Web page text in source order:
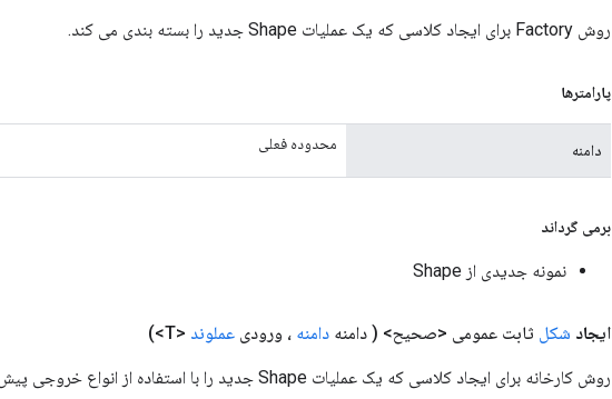
روش Factory برای ایجاد کلاسی که یک عملیات Shape جدید را بسته بندی می کند.
پارامترها
دامنه محدوده فعلی
برمی گرداند
نمونه جدیدی از Shape
ایجاد شکل ثابت عمومی <صحیح> ( دامنه دامنه ، ورودی عملوند <T>)
روش کارخانه برای ایجاد کلاسی که یک عملیات Shape جدید را با استفاده از انواع خروجی پیش‌فرض بسته بندی می‌کند.